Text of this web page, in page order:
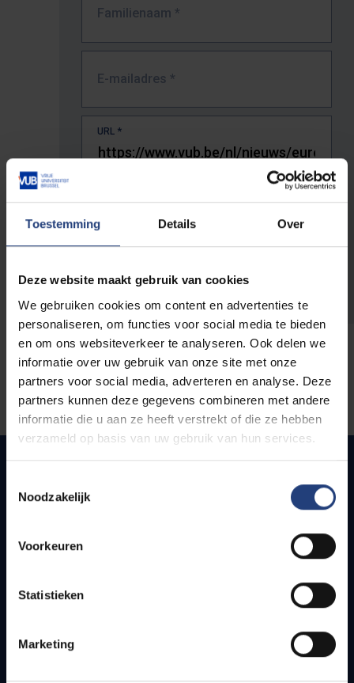
Toestemming Details Over
Deze website maakt gebruik van cookies
We gebruiken cookies om content en advertenties te
personaliseren, om functies voor social media te bieden
en om ons websiteverkeer te analyseren. Ook delen we
informatie over uw gebruik van onze site met onze
partners voor social media, adverteren en analyse. Deze
partners kunnen deze gegevens combineren met andere
informatie die u aan ze heeft verstrekt of die ze hebben
verzameld op basis van uw gebruik van hun services.
Noodzakelijk
Voorkeuren
Statistieken
Marketing
Familienaam *
E-mailadres *
URL *
De volledige URL van de pagina waar je de fout zag.
Snel naar
Bereikbaarheid